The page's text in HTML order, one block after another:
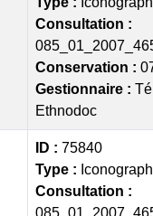
Consultation :
Conservation :
Gestionnaire :
Ethnodoc
ID : 75840
Type :
Consultation :